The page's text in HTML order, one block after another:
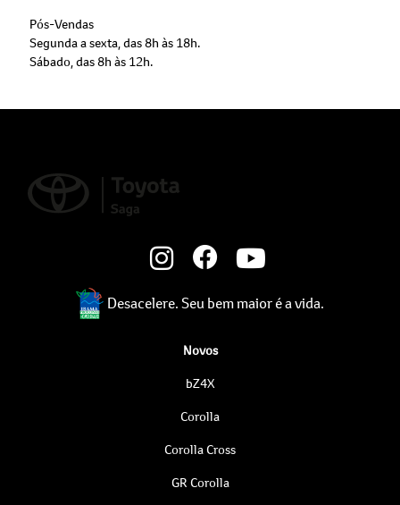
Pós-Vendas
Segunda a sexta, das 8h às 18h.
Sábado, das 8h às 12h.
Desacelere. Seu bem maior é a vida.
Novos
bZ4X
Corolla
Corolla Cross
GR Corolla